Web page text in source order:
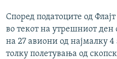
Според податоците од
во текот на утрешниот ден
на 27 авиони од најмалку
толку полетувања од